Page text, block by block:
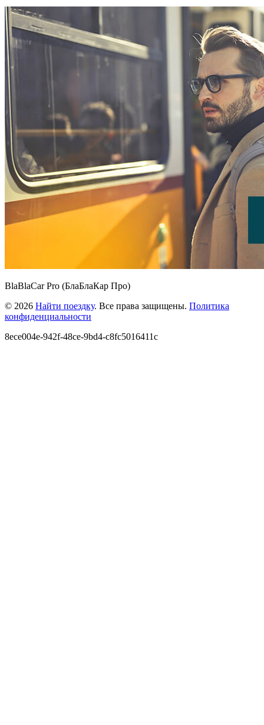
BlaBlaCar Pro (БлаБлаКар Про)
© 2026 Найти поездку. Все права защищены. Политика
конфиденциальности
8ece004e-942f-48ce-9bd4-c8fc5016411c